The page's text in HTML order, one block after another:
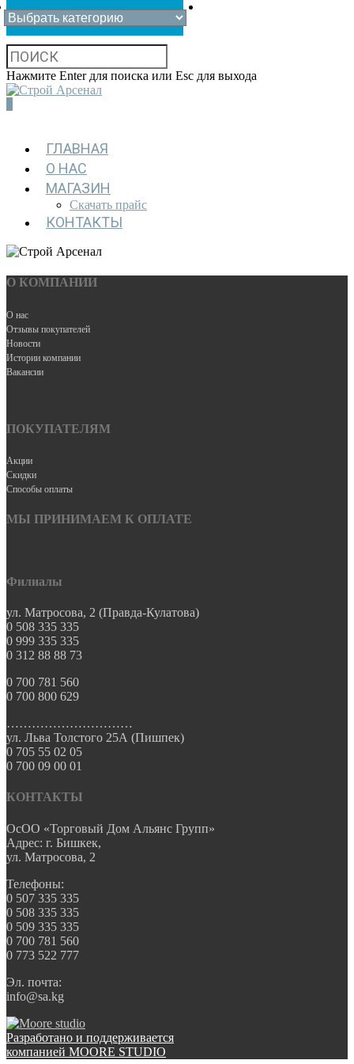
Нажмите Enter для поиска или Esc для выхода
ГЛАВНАЯ
О НАС
МАГАЗИН
Скачать прайс
КОНТАКТЫ
О КОМПАНИИ
О нас
Отзывы покупателей
Новости
Истории компании
Вакансии
ПОКУПАТЕЛЯМ
Акции
Скидки
Способы оплаты
МЫ ПРИНИМАЕМ К ОПЛАТЕ
Филиалы
ул. Матросова, 2 (Правда-Кулатова)
0 508 335 335
0 999 335 335
0 312 88 88 73
0 700 781 560
0 700 800 629
…………………………
ул. Льва Толстого 25А (Пишпек)
0 705 55 02 05
0 700 09 00 01
КОНТАКТЫ
ОсОО «Торговый Дом Альянс Групп»
Адрес: г. Бишкек,
ул. Матросова, 2
Телефоны:
0 507 335 335
0 508 335 335
0 509 335 335
0 700 781 560
0 773 522 777
Эл. почта:
info@sa.kg
Разработано и поддерживается
компанией MOORE STUDIO